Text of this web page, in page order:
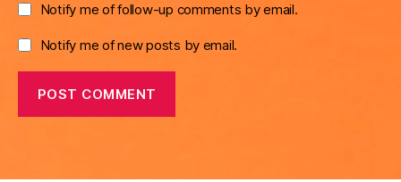
Notify me of follow-up comments by email.
Notify me of new posts by email.